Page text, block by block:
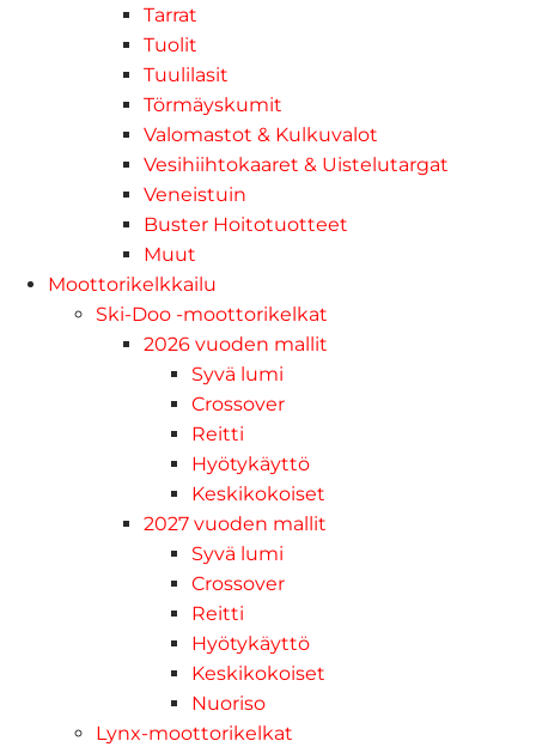
Tarrat
Tuolit
Tuulilasit
Törmäyskumit
Valomastot & Kulkuvalot
Vesihiihtokaaret & Uistelutargat
Veneistuin
Buster Hoitotuotteet
Muut
Moottorikelkkailu
Ski-Doo -moottorikelkat
2026 vuoden mallit
Syvä lumi
Crossover
Reitti
Hyötykäyttö
Keskikokoiset
2027 vuoden mallit
Syvä lumi
Crossover
Reitti
Hyötykäyttö
Keskikokoiset
Nuoriso
Lynx-moottorikelkat